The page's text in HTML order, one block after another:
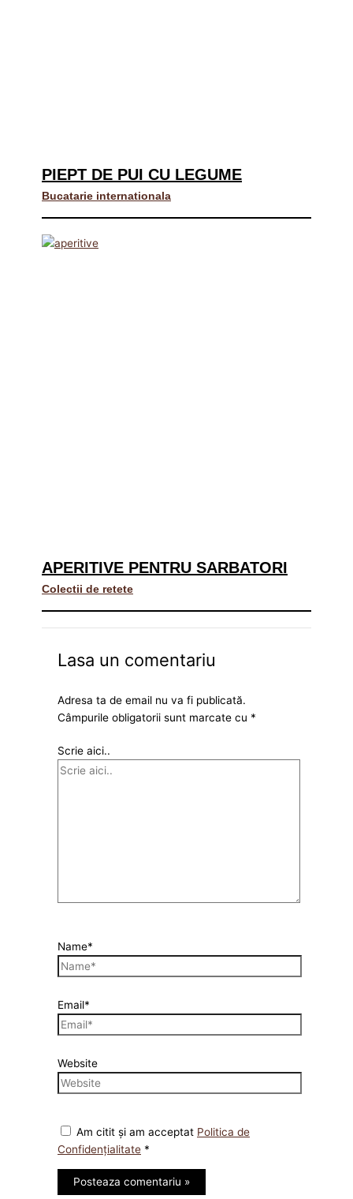
PIEPT DE PUI CU LEGUME
Bucatarie internationala
APERITIVE PENTRU SARBATORI
Colectii de retete
Lasa un comentariu
Adresa ta de email nu va fi publicată.
Câmpurile obligatorii sunt marcate cu *
Scrie aici..
Name*
Email*
Website
Am citit și am acceptat Politica de
Confidențialitate *